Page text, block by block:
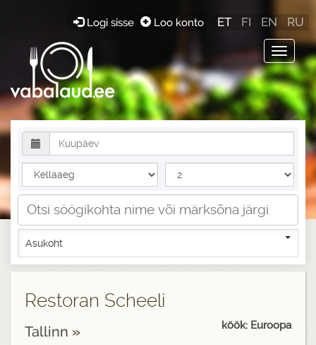
Toggle
Logi sisse Loo konto ET FI EN RU
Asukoht
Restoran Scheeli
Tallinn »
köök: Euroopa